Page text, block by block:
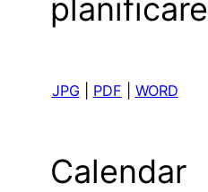
planificare
JPG PDF WORD
Calendar